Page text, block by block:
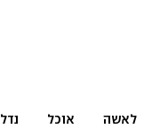
לאשה אוכל